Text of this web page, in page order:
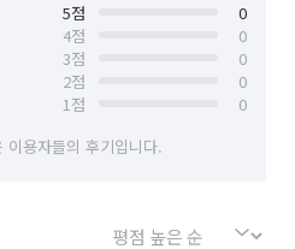
5점
0
4점
0
3점
0
2점
0
1점
0
용자들의 후기입니다.